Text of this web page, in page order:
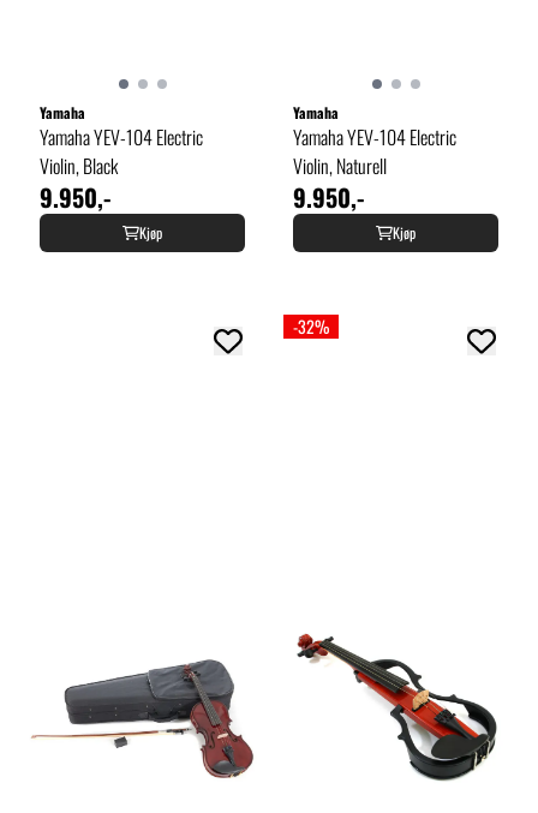
Yamaha
Yamaha YEV-104 Electric
Violin, Black
9.950,-
Kjøp
Yamaha
Yamaha YEV-104 Electric
Violin, Naturell
9.950,-
Kjøp
-32%